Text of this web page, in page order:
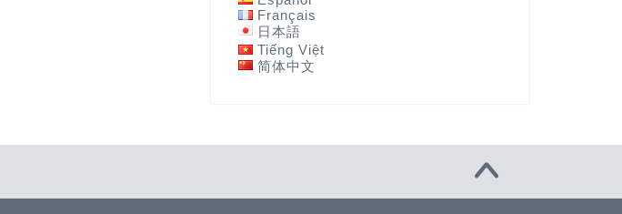
Français
日本語
Tiếng Việt
简体中文